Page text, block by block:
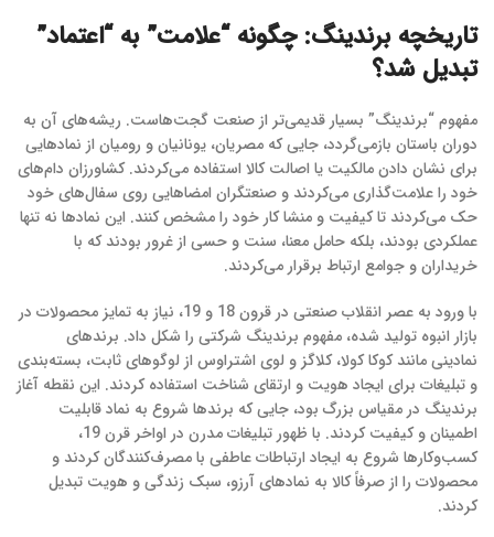
تاریخچه برندینگ: چگونه “علامت” به “اعتماد”
تبدیل شد؟
مفهوم “برندینگ” بسیار قدیمی‌تر از صنعت گجت‌هاست. ریشه‌های آن به
دوران باستان بازمی‌گردد، جایی که مصریان، یونانیان و رومیان از نمادهایی
برای نشان دادن مالکیت یا اصالت کالا استفاده می‌کردند. کشاورزان دام‌های
خود را علامت‌گذاری می‌کردند و صنعتگران امضاهایی روی سفال‌های خود
حک می‌کردند تا کیفیت و منشا کار خود را مشخص کنند. این نمادها نه تنها
عملکردی بودند، بلکه حامل معنا، سنت و حسی از غرور بودند که با
خریداران و جوامع ارتباط برقرار می‌کردند.
با ورود به عصر انقلاب صنعتی در قرون 18 و 19، نیاز به تمایز محصولات در
بازار انبوه تولید شده، مفهوم برندینگ شرکتی را شکل داد. برندهای
نمادینی مانند کوکا کولا، کلاگز و لوی اشتراوس از لوگوهای ثابت، بسته‌بندی
و تبلیغات برای ایجاد هویت و ارتقای شناخت استفاده کردند. این نقطه آغاز
برندینگ در مقیاس بزرگ بود، جایی که برندها شروع به نماد قابلیت
اطمینان و کیفیت کردند. با ظهور تبلیغات مدرن در اواخر قرن 19،
کسب‌وکارها شروع به ایجاد ارتباطات عاطفی با مصرف‌کنندگان کردند و
محصولات را از صرفاً کالا به نمادهای آرزو، سبک زندگی و هویت تبدیل
کردند.